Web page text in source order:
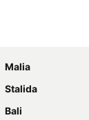
Malia
Stalida
Bali